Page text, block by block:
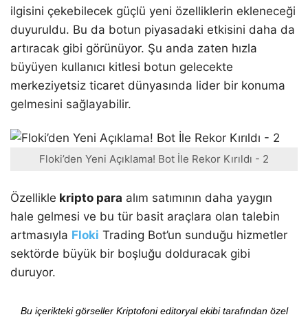
ilgisini çekebilecek güçlü yeni özelliklerin ekleneceği
duyuruldu. Bu da botun piyasadaki etkisini daha da
artıracak gibi görünüyor. Şu anda zaten hızla
büyüyen kullanıcı kitlesi botun gelecekte
merkeziyetsiz ticaret dünyasında lider bir konuma
gelmesini sağlayabilir.
Floki’den Yeni Açıklama! Bot İle Rekor Kırıldı - 2
Özellikle kripto para alım satımının daha yaygın
hale gelmesi ve bu tür basit araçlara olan talebin
artmasıyla Floki Trading Bot’un sunduğu hizmetler
sektörde büyük bir boşluğu dolduracak gibi
duruyor.
Bu içerikteki görseller Kriptofoni editoryal ekibi tarafından özel